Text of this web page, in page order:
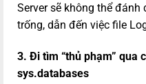
Server sẽ không thể
trống, dẫn đến việc file
3. Đi tìm “thủ phạm” qua
sys.databases